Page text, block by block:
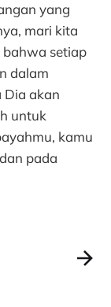
yang
mari kita
bahwa setiap
dalam
Dia akan
untuk
kamu
pada